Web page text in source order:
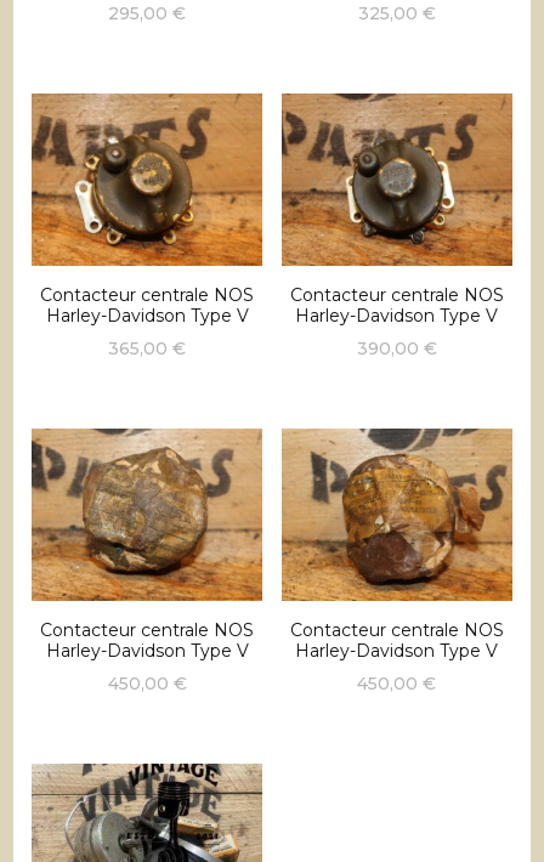
295,00€
325,00 €
Contacteur centrale NOS
Harley-Davidson Type V
365,00€
Contacteur centrale NOS
Harley-Davidson Type V
390,00 €
Contacteur centrale NOS
Harley-Davidson Type V
450,00 €
Contacteur centrale NOS
Harley-Davidson Type V
450,00€